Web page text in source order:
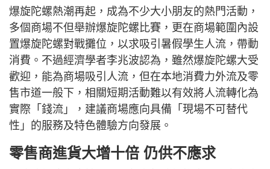
爆旋陀螺熱潮再起，成為不少大小朋友的熱門活動，
多個商場不但舉辦爆旋陀螺比賽，更在商場範圍內設
置爆旋陀螺對戰攤位，以求吸引暑假學生人流，帶動
消費。不過經濟學者李兆波認為，雖然爆旋陀螺大受
歡迎，能為商場吸引人流，但在本地消費力外流及零
售市道一般下，相關短期活動難以有效將人流轉化為
實際「錢流」，建議商場應向具備「現場不可替代
性」的服務及特色體驗方向發展。
零售商進貨大增十倍 仍供不應求